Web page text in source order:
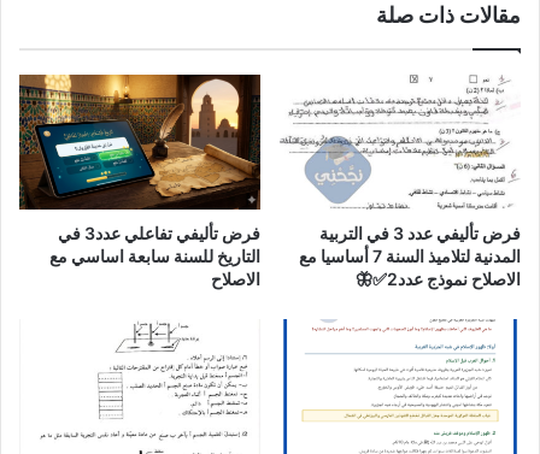
مقالات ذات صلة
فرض تأليفي عدد 3 في التربية
المدنية لتلاميذ السنة 7 أساسيا مع
الاصلاح نموذج عدد2✅🦋
فرض تأليفي تفاعلي عدد3 في
التاريخ للسنة سابعة اساسي مع
الاصلاح